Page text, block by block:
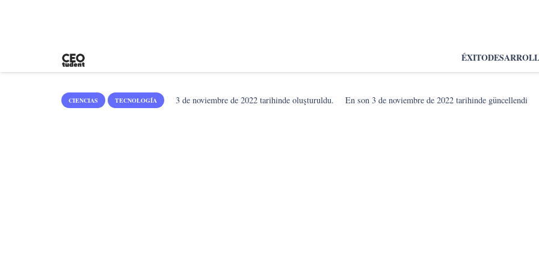
ÉXITO
CIENCIAS TECNOLOGÍA 3 de noviembre de 2022 tarihinde oluşturuldu. En son3 de noviembre de 2022 tarihinde güncellendi